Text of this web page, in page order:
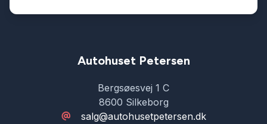
Autohuset Petersen
Bergsøesvej 1 C
8600 Silkeborg
salg@autohusetpetersen.dk